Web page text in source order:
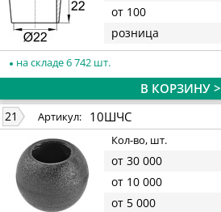
от 100
розница
на складе 6 742 шт.
В КОРЗИНУ >
21 Артикул: 10ШЧС
Кол-во, шт.
от 30 000
от 10 000
от 5 000